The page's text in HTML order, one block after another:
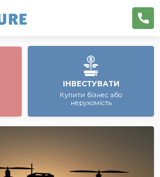
ІНВЕСТУВАТИ
Купити бізнес або
нерухомість